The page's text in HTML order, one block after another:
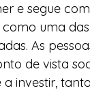
e segue com
uma
As
de vista
investir,